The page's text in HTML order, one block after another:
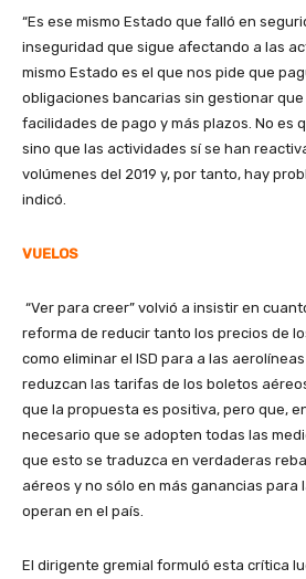
“Es ese mismo Estado que falló en
inseguridad que sigue afectando a las
mismo Estado es el que nos pide que
obligaciones bancarias sin gestionar
facilidades de pago y más plazos. No es
sino que las actividades sí se han
volúmenes del 2019 y, por tanto, hay
indicó.
VUELOS
“Ver para creer” volvió a insistir en
reforma de reducir tanto los precios de
como eliminar el ISD para a las
reduzcan las tarifas de los boletos
que la propuesta es positiva, pero que,
necesario que se adopten todas las
que esto se traduzca en verdaderas
aéreos y no sólo en más ganancias para
operan en el país.
El dirigente gremial formuló esta crítica